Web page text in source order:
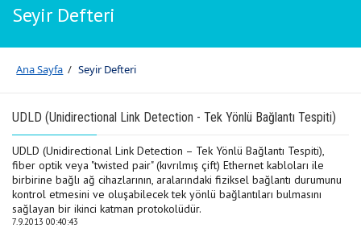
Seyir Defteri
Ana Sayfa / Seyir Defteri
UDLD (Unidirectional Link Detection - Tek Yönlü Bağlantı Tespiti)
UDLD (Unidirectional Link Detection – Tek Yönlü Bağlantı Tespiti),
fiber optik veya "twisted pair" (kıvrılmış çift) Ethernet kabloları ile
birbirine bağlı ağ cihazlarının, aralarındaki fiziksel bağlantı durumunu
kontrol etmesini ve oluşabilecek tek yönlü bağlantıları bulmasını
sağlayan bir ikinci katman protokolüdür.
7.9.2013 00:40:43